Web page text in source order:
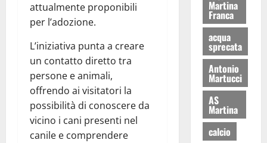
attualmente proponibili
per l’adozione.
L’iniziativa punta a creare
un contatto diretto tra
persone e animali,
offrendo ai visitatori la
possibilità di conoscere da
vicino i cani presenti nel
canile e comprendere
Martina
Franca
acqua
sprecata
Antonio
Martucci
AS
Martina
calcio